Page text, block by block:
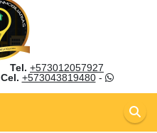
Tel. +573012057927
Cel. +573043819480-